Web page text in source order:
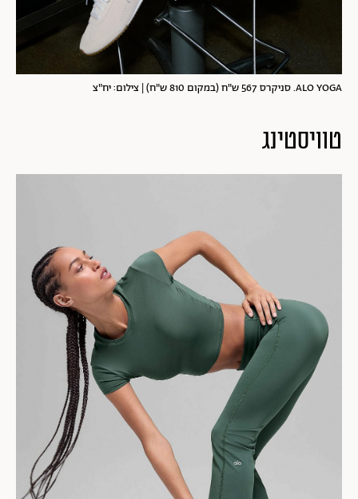
ALO YOGA. סניקרס 567 ש"ח (במקום 810 ש"ח) | צילום: יח"צ
טוויסטינג